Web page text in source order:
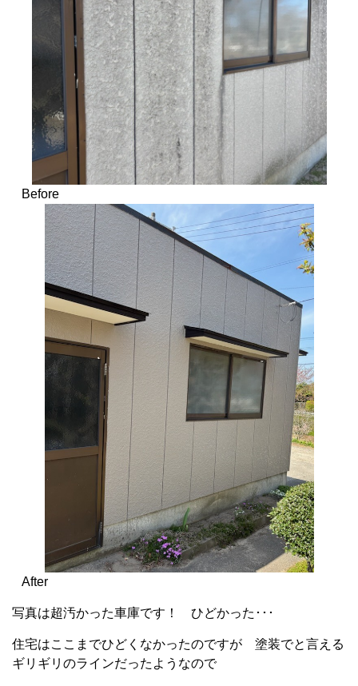
Before
After
写真は超汚かった車庫です！ ひどかった･･･
住宅はここまでひどくなかったのですが 塗装でと言える
ギリギリのラインだったようなので